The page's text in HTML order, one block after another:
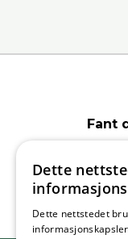
Fant
Dette
Dette nettstedet